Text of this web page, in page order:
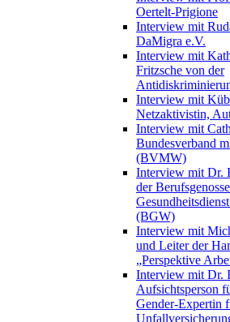
Oertelt-Prigione
Interview mit
DaMigra e.V.
Interview mit
Fritzsche von der
Interview mit
Netzaktivistin,
Interview mit
Bundesverband
(BVMW)
Interview mit Dr.
der
(BGW)
Interview mit
und Leiter der
„Perspektive
Interview mit Dr.
Aufsichtsperson
Gender-Expertin